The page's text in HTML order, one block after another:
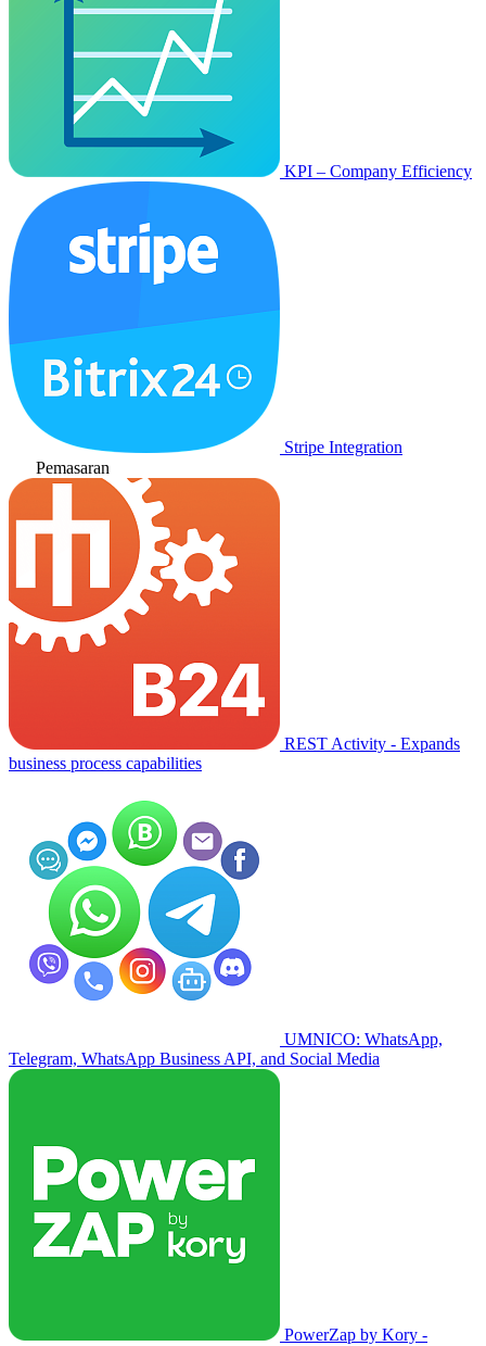
KPI – Company Efficiency
Stripe Integration
Pemasaran
REST Activity - Expands
business process capabilities
UMNICO: WhatsApp,
Telegram, WhatsApp Business API, and Social Media
PowerZap by Kory -